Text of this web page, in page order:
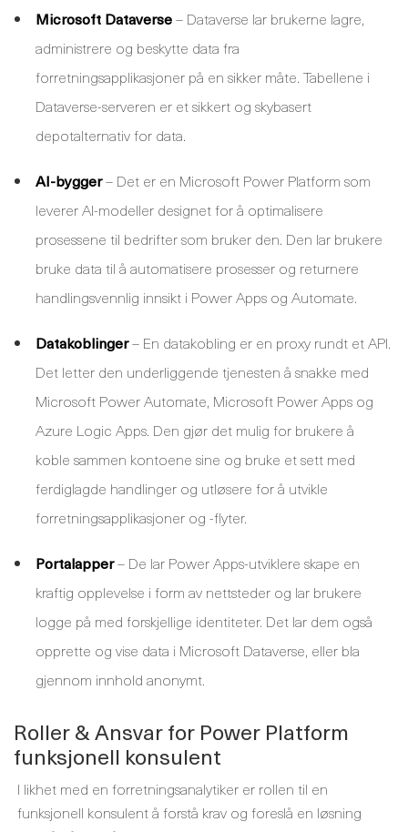
Microsoft Dataverse– Dataverse lar brukerne lagre,
administrere og beskytte data fra
forretningsapplikasjoner på en sikker måte. Tabellene i
Dataverse-serveren er et sikkert og skybasert
depotalternativ for data.
AI-bygger– Det er en Microsoft Power Platform som
leverer AI-modeller designet for å optimalisere
prosessene til bedrifter som bruker den. Den lar brukere
bruke data til å automatisere prosesser og returnere
handlingsvennlig innsikt i Power Apps og Automate.
Datakoblinger– En datakobling er en proxy rundt et API.
Det letter den underliggende tjenesten å snakke med
Microsoft Power Automate, Microsoft Power Apps og
Azure Logic Apps. Den gjør det mulig for brukere å
koble sammen kontoene sine og bruke et sett med
ferdiglagde handlinger og utløsere for å utvikle
forretningsapplikasjoner og -flyter.
Portalapper– De lar Power Apps-utviklere skape en
kraftig opplevelse i form av nettsteder og lar brukere
logge på med forskjellige identiteter. Det lar dem også
opprette og vise data i Microsoft Dataverse, eller bla
gjennom innhold anonymt.
Roller & Ansvar for Power Platform
funksjonell konsulent
I likhet med en forretningsanalytiker er rollen til en
funksjonell konsulent å forstå krav og foreslå en løsning